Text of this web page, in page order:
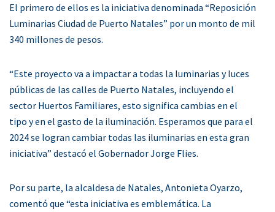
El primero de ellos es la iniciativa denominada “Reposición
Luminarias Ciudad de Puerto Natales” por un monto de mil
340 millones de pesos.
“Este proyecto va a impactar a todas la luminarias y luces
públicas de las calles de Puerto Natales, incluyendo el
sector Huertos Familiares, esto significa cambias en el
tipo y en el gasto de la iluminación. Esperamos que para el
2024 se logran cambiar todas las iluminarias en esta gran
iniciativa” destacó el Gobernador Jorge Flies.
Por su parte, la alcaldesa de Natales, Antonieta Oyarzo,
comentó que “esta iniciativa es emblemática. La